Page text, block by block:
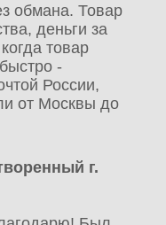
обмана. Товар
деньги за
товар
-
России,
от Москвы до
г.